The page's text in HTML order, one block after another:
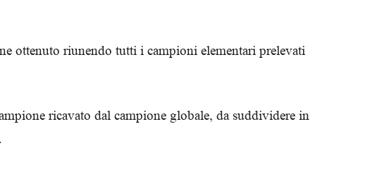
ottenuto riunendo tutti i campioni elementari prelevati
ricavato dal campione globale, da suddividere in